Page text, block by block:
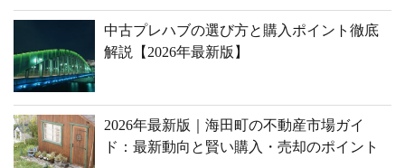
中古プレハブの選び方と購入ポイント徹底
解説【2026年最新版】
2026年最新版｜海田町の不動産市場ガイ
ド：最新動向と賢い購入・売却のポイント